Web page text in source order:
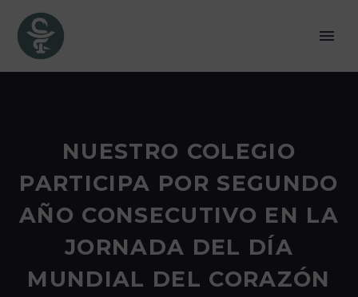
NUESTRO COLEGIO
PARTICIPA POR SEGUNDO
AÑO CONSECUTIVO EN LA
JORNADA DEL DÍA
MUNDIAL DEL CORAZÓN